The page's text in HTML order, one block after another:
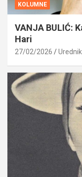
KOLUMNE
VANJA BULIĆ:
Hari
27/02/2026 Urednik